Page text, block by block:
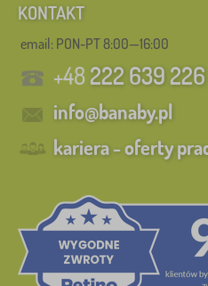
KONTAKT
email: PON-PT 8:00—16:00
+48222 639 226
info@banaby.pl
kariera - oferty